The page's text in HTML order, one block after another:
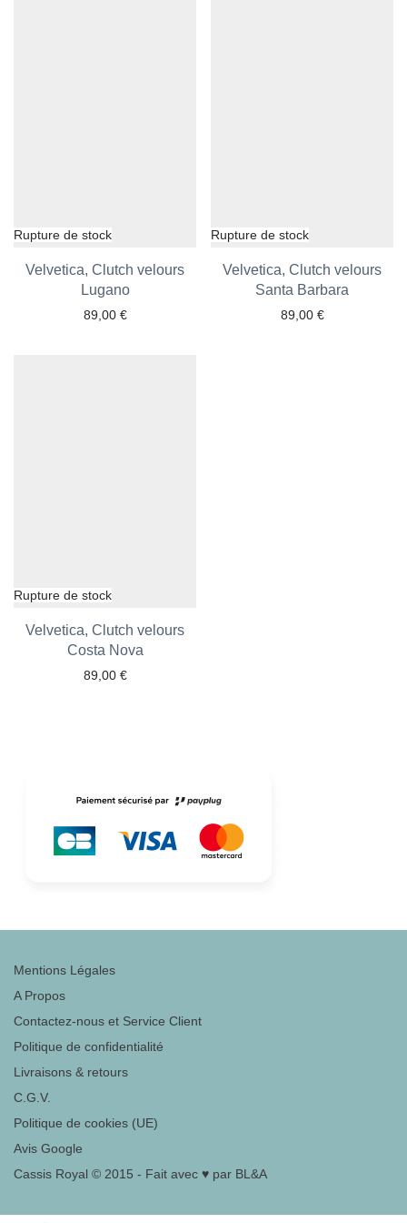
Velvetica, Clutch velours
Lugano
89,00 €
Ajouter aux favoris
Velvetica, Clutch velours
Santa Barbara
89,00 €
Ajouter aux favoris
Velvetica, Clutch velours
Costa Nova
89,00 €
Ajouter aux favoris
Mentions Légales
A Propos
Contactez-nous et Service Client
Politique de confidentialité
Livraisons & retours
C.G.V.
Politique de cookies (UE)
Avis Google
Cassis Royal © 2015 - Fait avec ♥ par BL&A